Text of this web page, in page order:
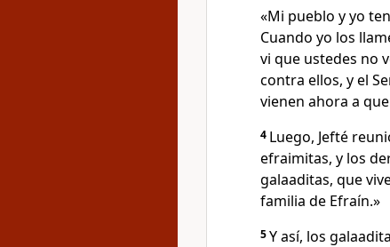
«Mi pueblo y yo
Cuando yo los
vi que ustedes no
contra ellos, y el
vienen ahora a
4 Luego, Jefté
efraimitas, y los
galaaditas, que
familia de Efraín.»
5Y así, los